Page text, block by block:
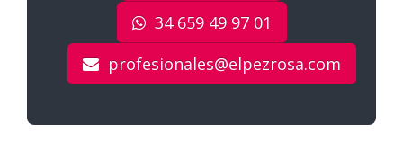
34 659 49 97 01
profesionales@elpezrosa.com